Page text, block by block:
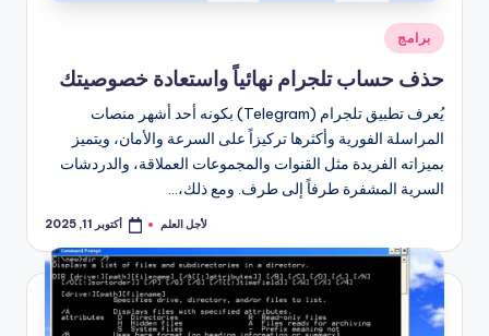
نُشر
في
برامج
حذف حساب تلجرام نهائياً واستعادة خصوصيتك
يُعرف تطبيق تلجرام (Telegram) بكونه أحد أشهر منصات
المراسلة الفورية وأكثرها تركيزاً على السرعة والأمان، ويتميز
بميزاته الفريدة مثل القنوات والمجموعات العملاقة، والدردشات
السرية المشفرة طرفاً إلى طرف. ومع ذلك،…
تمّ
بواسطة
لأجل العلم أكتوبر 11, 2025